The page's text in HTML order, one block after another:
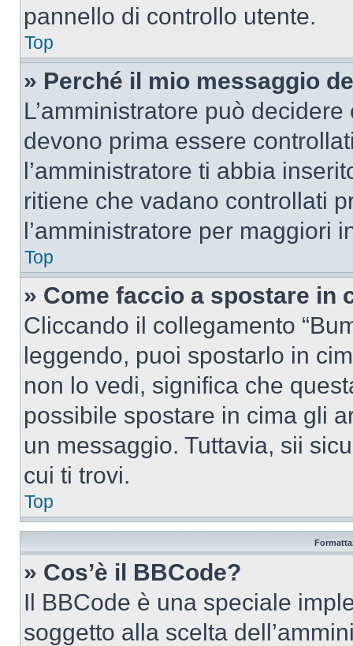
pannello di controllo utente.
Top
» Perché il mio messaggio
L’amministratore può
devono prima essere
l’amministratore ti abbia
ritiene che vadano controllati
l’amministratore per maggiori
Top
» Come faccio a spostare in
Cliccando il collegamento
leggendo, puoi spostarlo in
non lo vedi, significa che
possibile spostare in cima gli
un messaggio. Tuttavia, sii
cui ti trovi.
Top
» Cos’è il BBCode?
Il BBCode è una speciale
soggetto alla scelta